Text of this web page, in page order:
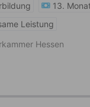
13.
Leistung
Hessen